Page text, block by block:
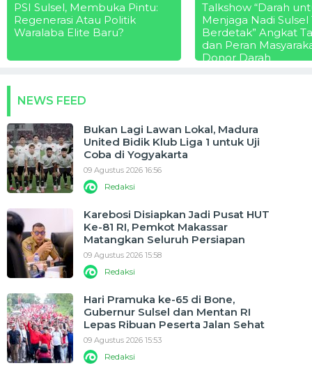
PSI Sulsel, Membuka Pintu:
Regenerasi Atau Politik
Waralaba Elite Baru?
Talkshow “Darah
Menjaga Nadi Sulsel
Berdetak” Angkat
dan Peran
Donor Darah
NEWS FEED
Bukan Lagi Lawan Lokal, Madura
United Bidik Klub Liga 1 untuk Uji
Coba di Yogyakarta
09 Agustus 2026 16:56
Redaksi
Karebosi Disiapkan Jadi Pusat HUT
Ke-81 RI, Pemkot Makassar
Matangkan Seluruh Persiapan
09 Agustus 2026 15:58
Redaksi
Hari Pramuka ke-65 di Bone,
Gubernur Sulsel dan Mentan RI
Lepas Ribuan Peserta Jalan Sehat
09 Agustus 2026 15:53
Redaksi